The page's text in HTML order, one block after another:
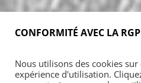
Foires & manifestations
CONFORMITÉ AVEC LA
Nous utilisons des cookies
expérience d'utilisation.